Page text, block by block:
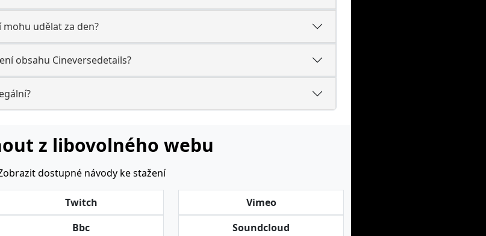
mohu udělat za den?
obsahu Cineversedetails?
z libovolného webu
dostupné návody ke stažení
Twitch
Bbc
Vimeo
Soundcloud